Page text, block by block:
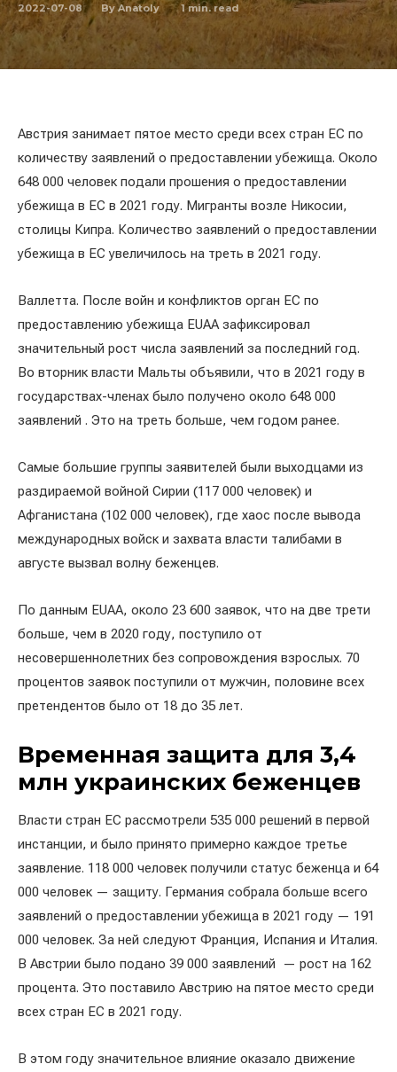
2022-07-08 By Anatoly 1min. read
Австрия занимает пятое место среди всех стран ЕС по
количеству заявлений о предоставлении убежища. Около
648 000 человек подали прошения о предоставлении
убежища в ЕС в 2021 году. Мигранты возле Никосии,
столицы Кипра. Количество заявлений о предоставлении
убежища в ЕС увеличилось на треть в 2021 году.
Валлетта. После войн и конфликтов орган ЕС по
предоставлению убежища EUAA зафиксировал
значительный рост числа заявлений за последний год.
Во вторник власти Мальты объявили, что в 2021 году в
государствах-членах было получено около 648 000
заявлений . Это на треть больше, чем годом ранее.
Самые большие группы заявителей были выходцами из
раздираемой войной Сирии (117 000 человек) и
Афганистана (102 000 человек), где хаос после вывода
международных войск и захвата власти талибами в
августе вызвал волну беженцев.
По данным EUAA, около 23 600 заявок, что на две трети
больше, чем в 2020 году, поступило от
несовершеннолетних без сопровождения взрослых. 70
процентов заявок поступили от мужчин, половине всех
претендентов было от 18 до 35 лет.
Временная защита для 3,4
млн украинских беженцев
Власти стран ЕС рассмотрели 535 000 решений в первой
инстанции, и было принято примерно каждое третье
заявление. 118 000 человек получили статус беженца и 64
000 человек — защиту. Германия собрала больше всего
заявлений о предоставлении убежища в 2021 году — 191
000 человек. За ней следуют Франция, Испания и Италия.
В Австрии было подано 39 000 заявлений — рост на 162
процента. Это поставило Австрию на пятое место среди
всех стран ЕС в 2021 году.
В этом году значительное влияние оказало движение